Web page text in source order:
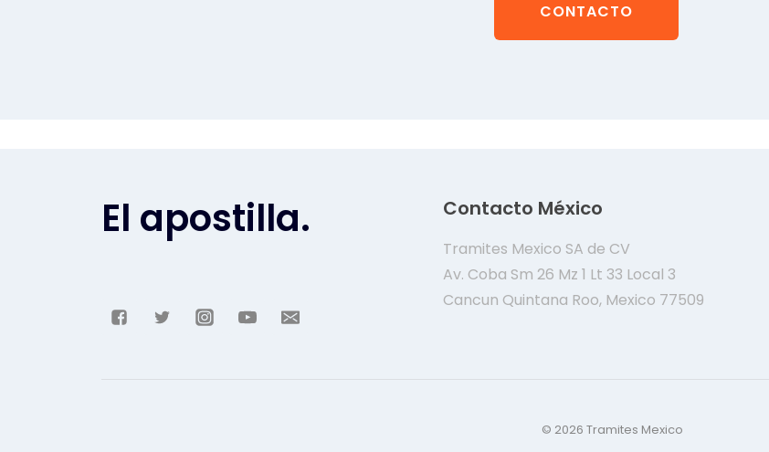
CONTACTO
El apostilla. Contacto México
Tramites Mexico SA de CV
Av. Coba Sm 26 Mz 1 Lt 33 Local 3
Cancun Quintana Roo, Mexico 77509
© 2026 Tramites Mexico